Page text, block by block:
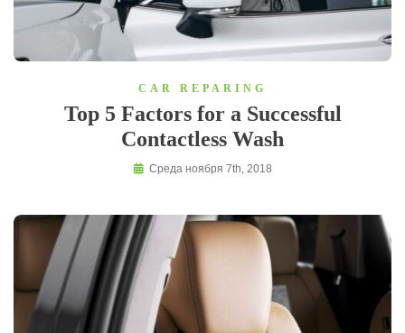
CAR REPARING
Top 5 Factors for a Successful
Contactless Wash
Среда ноября 7th, 2018